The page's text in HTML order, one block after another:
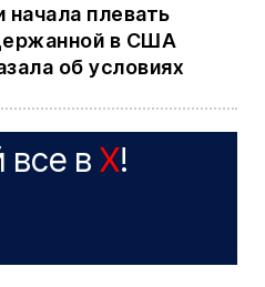
начала плевать
в США
об условиях
все в X!